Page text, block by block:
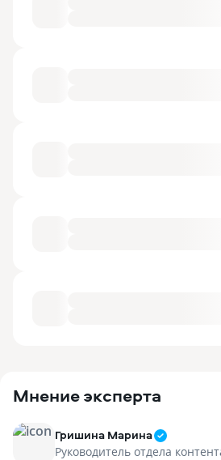
Мнение эксперта
Гришина Марина
Руководитель отдела